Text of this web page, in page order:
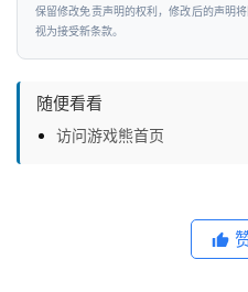
保留修改免责声明的权利，修改后的声明
视为接受新条款。
随便看看
访问游戏熊首页